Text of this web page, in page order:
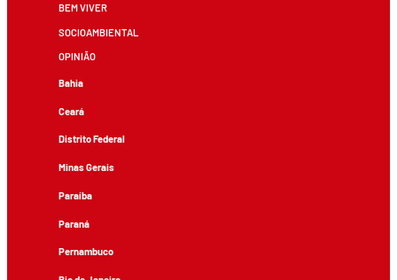
BEM VIVER
SOCIOAMBIENTAL
OPINIÃO
Bahia
Ceará
Distrito Federal
Minas Gerais
Paraíba
Paraná
Pernambuco